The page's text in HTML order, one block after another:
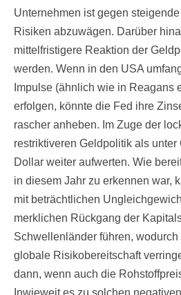
Unternehmen ist gegen
Risiken abzuwägen. Darüber
mittelfristigere Reaktion der
werden. Wenn in den USA
Impulse (ähnlich wie in Reagans
erfolgen, könnte die Fed ihre
rascher anheben. Im Zuge der
restriktiveren Geldpolitik als
Dollar weiter aufwerten. Wie
in diesem Jahr zu erkennen war,
mit beträchtlichen
merklichen Rückgang der
Schwellenländer führen,
globale Risikobereitschaft
dann, wenn auch die